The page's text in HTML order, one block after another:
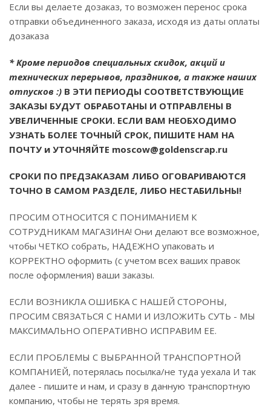
Если вы делаете дозаказ, то возможен перенос срока
отправки объединенного заказа, исходя из даты оплаты
дозаказа
* Кроме периодов специальных скидок, акций и
технических перерывов, праздников, а также наших
отпусков :) В ЭТИ ПЕРИОДЫ СООТВЕТСТВУЮЩИЕ
ЗАКАЗЫ БУДУТ ОБРАБОТАНЫ И ОТПРАВЛЕНЫ В
УВЕЛИЧЕННЫЕ СРОКИ. ЕСЛИ ВАМ НЕОБХОДИМО
УЗНАТЬ БОЛЕЕ ТОЧНЫЙ СРОК, ПИШИТЕ НАМ НА
ПОЧТУ и УТОЧНЯЙТЕ moscow@goldenscrap.ru
СРОКИ ПО ПРЕДЗАКАЗАМ ЛИБО ОГОВАРИВАЮТСЯ
ТОЧНО В САМОМ РАЗДЕЛЕ, ЛИБО НЕСТАБИЛЬНЫ!
ПРОСИМ ОТНОСИТСЯ С ПОНИМАНИЕМ К
СОТРУДНИКАМ МАГАЗИНА! Они делают все возможное,
чтобы ЧЕТКО собрать, НАДЕЖНО упаковать и
КОРРЕКТНО оформить (с учетом всех ваших правок
после оформления) ваши заказы.
ЕСЛИ ВОЗНИКЛА ОШИБКА С НАШЕЙ СТОРОНЫ,
ПРОСИМ СВЯЗАТЬСЯ С НАМИ И ИЗЛОЖИТЬ СУТЬ - МЫ
МАКСИМАЛЬНО ОПЕРАТИВНО ИСПРАВИМ ЕЕ.
ЕСЛИ ПРОБЛЕМЫ С ВЫБРАННОЙ ТРАНСПОРТНОЙ
КОМПАНИЕЙ, потерялась посылка/не туда уехала И так
далее - пишите и нам, и сразу в данную транспортную
компанию, чтобы не терять зря время.